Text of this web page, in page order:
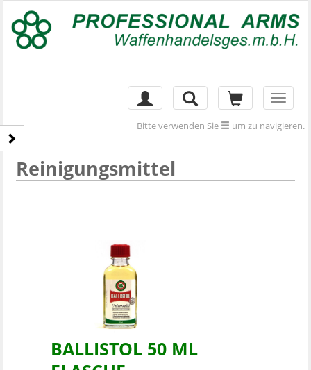
Bitte verwenden Sie um zu navigieren.
Reinigungsmittel
BALLISTOL 50 ML